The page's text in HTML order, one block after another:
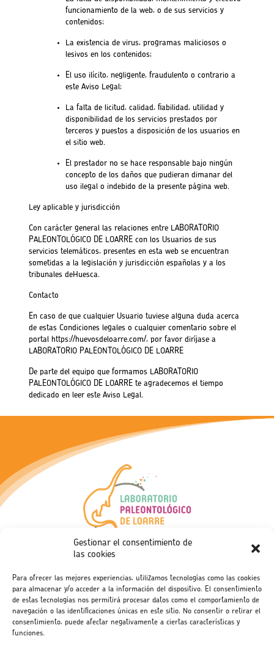
Gestionar el consentimiento de
las cookies
Para ofrecer las mejores experiencias, utilizamos tecnologías como las cookies
para almacenar y/o acceder a la información del dispositivo. El consentimiento
de estas tecnologías nos permitirá procesar datos como el comportamiento de
navegación o las identificaciones únicas en este sitio. No consentir o retirar el
consentimiento, puede afectar negativamente a ciertas características y
funciones.
funcionamiento de la web, o de sus servicios y
contenidos;
La existencia de virus, programas maliciosos o
lesivos en los contenidos;
El uso ilícito, negligente, fraudulento o contrario a
este Aviso Legal;
La falta de licitud, calidad, fiabilidad, utilidad y
disponibilidad de los servicios prestados por
terceros y puestos a disposición de los usuarios en
el sitio web.
El prestador no se hace responsable bajo ningún
concepto de los daños que pudieran dimanar del
uso ilegal o indebido de la presente página web.
Ley aplicable y jurisdicción
Con carácter general las relaciones entre LABORATORIO
PALEONTOLÓGICO DE LOARRE con los Usuarios de sus
servicios telemáticos, presentes en esta web se encuentran
sometidas a la legislación y jurisdicción españolas y a los
tribunales deHuesca.
Contacto
En caso de que cualquier Usuario tuviese alguna duda acerca
de estas Condiciones legales o cualquier comentario sobre el
portal https://huevosdeloarre.com/, por favor diríjase a
LABORATORIO PALEONTOLÓGICO DE LOARRE
De parte del equipo que formamos LABORATORIO
PALEONTOLÓGICO DE LOARRE te agradecemos el tiempo
dedicado en leer este Aviso Legal.
Enlaces de interés
Aviso legal
Política de privacidad
C/ Don Carlos Garulo Ena 8, 22809 Loarre, Huesca.